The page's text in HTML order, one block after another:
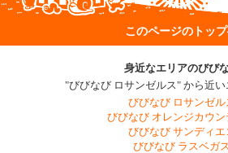
このページのトッ
身近なエリアのびび
"びびなび ロサンゼルス" から近
びびなび ロサンゼル
びびなび オレンジカウン
びびなび サンディエ
びびなび ラスベガス